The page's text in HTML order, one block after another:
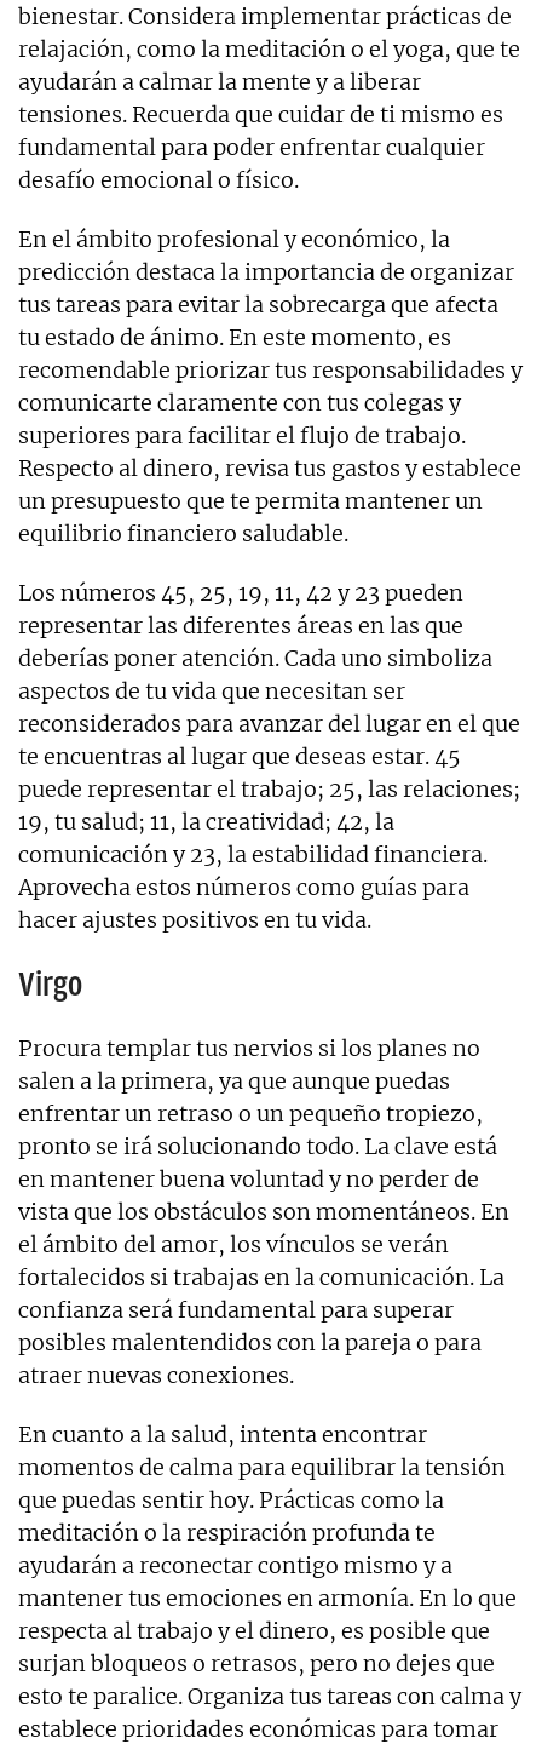
bienestar. Considera implementar prácticas de
relajación, como la meditación o el yoga, que te
ayudarán a calmar la mente y a liberar
tensiones. Recuerda que cuidar de ti mismo es
fundamental para poder enfrentar cualquier
desafío emocional o físico.
En el ámbito profesional y económico, la
predicción destaca la importancia de organizar
tus tareas para evitar la sobrecarga que afecta
tu estado de ánimo. En este momento, es
recomendable priorizar tus responsabilidades y
comunicarte claramente con tus colegas y
superiores para facilitar el flujo de trabajo.
Respecto al dinero, revisa tus gastos y establece
un presupuesto que te permita mantener un
equilibrio financiero saludable.
Los números 45, 25, 19, 11, 42 y 23 pueden
representar las diferentes áreas en las que
deberías poner atención. Cada uno simboliza
aspectos de tu vida que necesitan ser
reconsiderados para avanzar del lugar en el que
te encuentras al lugar que deseas estar. 45
puede representar el trabajo; 25, las relaciones;
19, tu salud; 11, la creatividad; 42, la
comunicación y 23, la estabilidad financiera.
Aprovecha estos números como guías para
hacer ajustes positivos en tu vida.
Virgo
Procura templar tus nervios si los planes no
salen a la primera, ya que aunque puedas
enfrentar un retraso o un pequeño tropiezo,
pronto se irá solucionando todo. La clave está
en mantener buena voluntad y no perder de
vista que los obstáculos son momentáneos. En
el ámbito del amor, los vínculos se verán
fortalecidos si trabajas en la comunicación. La
confianza será fundamental para superar
posibles malentendidos con la pareja o para
atraer nuevas conexiones.
En cuanto a la salud, intenta encontrar
momentos de calma para equilibrar la tensión
que puedas sentir hoy. Prácticas como la
meditación o la respiración profunda te
ayudarán a reconectar contigo mismo y a
mantener tus emociones en armonía. En lo que
respecta al trabajo y el dinero, es posible que
surjan bloqueos o retrasos, pero no dejes que
esto te paralice. Organiza tus tareas con calma y
establece prioridades económicas para tomar